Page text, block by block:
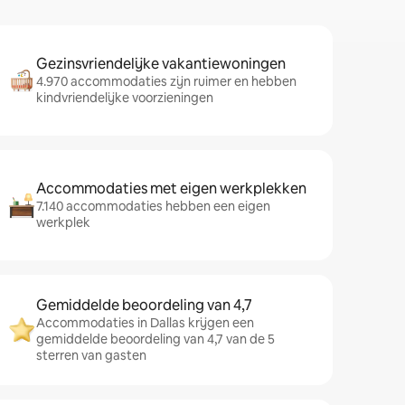
Gezinsvriendelijke vakantiewoningen
4.970 accommodaties zijn ruimer en hebben
kindvriendelijke voorzieningen
Accommodaties met eigen werkplekken
7.140 accommodaties hebben een eigen
werkplek
Gemiddelde beoordeling van 4,7
Accommodaties in Dallas krijgen een
gemiddelde beoordeling van 4,7 van de 5
sterren van gasten